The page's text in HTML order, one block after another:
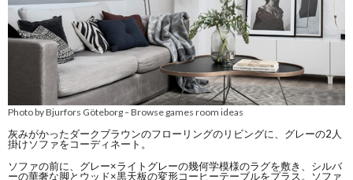
Photo by Bjurfors Göteborg–Browse games room ideas
灰みがかったダークブラウンのフローリングのリビングに、グレーの2人
掛けソファをコーディネート。
ソファの前に、グレー×ライトグレーの幾何学模様のラグを敷き、シルバ
ーの華奢な脚とウッド×黒天板の変形コーヒーテーブルをプラス。ソファ